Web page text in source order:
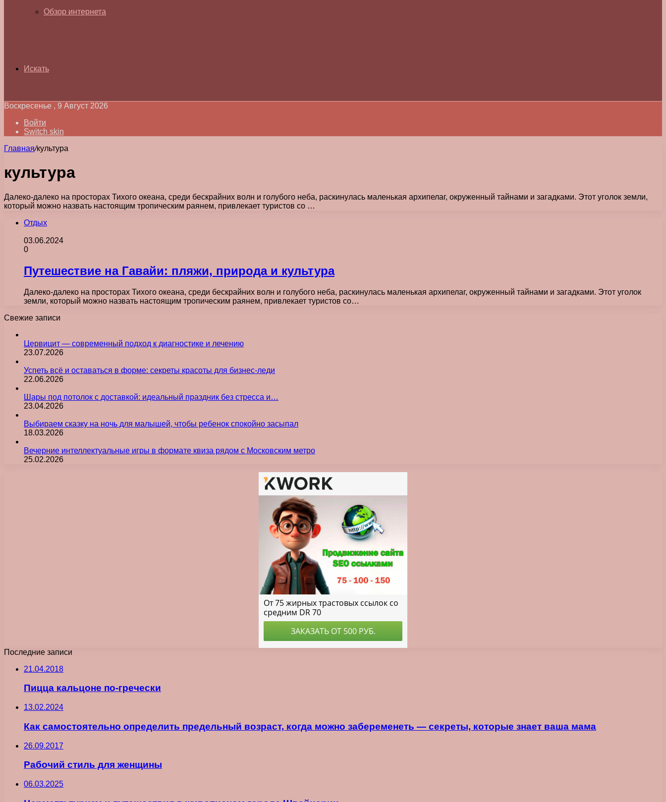
Обзор интернета
Искать
Воскресенье , 9 Август 2026
Войти
Switch skin
Главная/культура
культура
Далеко-далеко на просторах Тихого океана, среди бескрайних волн и голубого неба, раскинулась маленькая архипелаг, окруженный тайнами и загадками. Этот уголок земли,
который можно назвать настоящим тропическим раянем, привлекает туристов со …
Отдых
03.06.2024
0
Путешествие на Гавайи: пляжи, природа и культура
Далеко-далеко на просторах Тихого океана, среди бескрайних волн и голубого неба, раскинулась маленькая архипелаг, окруженный тайнами и загадками. Этот уголок
земли, который можно назвать настоящим тропическим раянем, привлекает туристов со…
Свежие записи
Цервицит — современный подход к диагностике и лечению
23.07.2026
Успеть всё и оставаться в форме: секреты красоты для бизнес-леди
22.06.2026
Шары под потолок с доставкой: идеальный праздник без стресса и…
23.04.2026
Выбираем сказку на ночь для малышей, чтобы ребенок спокойно засыпал
18.03.2026
Вечерние интеллектуальные игры в формате квиза рядом с Московским метро
25.02.2026
Последние записи
21.04.2018
Пицца кальцоне по-гречески
13.02.2024
Как самостоятельно определить предельный возраст, когда можно забеременеть — секреты, которые знает ваша мама
26.09.2017
Рабочий стиль для женщины
06.03.2025